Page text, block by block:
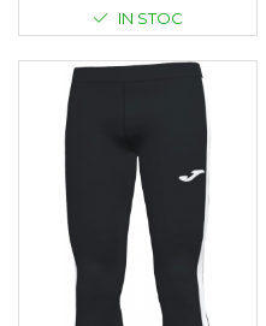
IN STOC